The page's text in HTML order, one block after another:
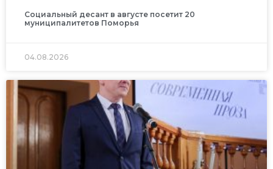
Социальный десант в августе посетит 20
муниципалитетов Поморья
04.08.2026